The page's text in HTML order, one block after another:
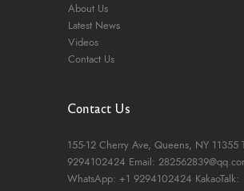
About Us
Latest News
Videos
Contact Us
Contact Us
155-12 Cherry Ave, Queens, NY 11355
9294102424 Email:
WhatsApp: +1 9294102424 KakaoTalk: